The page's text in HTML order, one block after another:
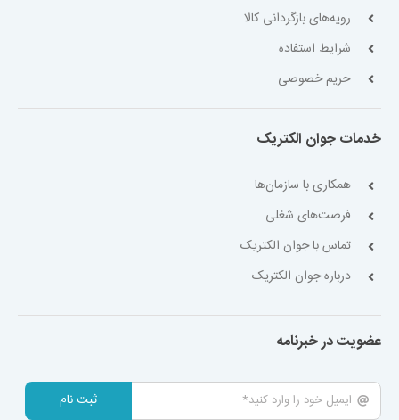
رویه‌های بازگردانی کالا
شرایط استفاده
حریم خصوصی
خدمات جوان الکتریک
همکاری با سازمان‌ها
فرصت‌های شغلی
تماس با جوان الکتریک
درباره جوان الکتریک
عضویت در خبرنامه
ثبت نام